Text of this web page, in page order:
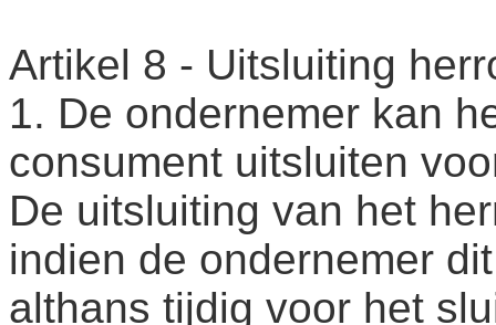
Artikel 8 - Uitsluiting
1. De ondernemer kan
consument uitsluiten
De uitsluiting van het
indien de ondernemer
althans tijdig voor het